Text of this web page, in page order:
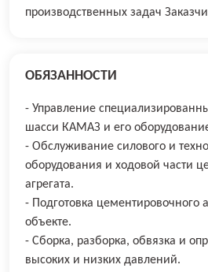
производственных задач
ОБЯЗАННОСТИ
- Управление
шасси КАМАЗ и его
- Обслуживание силового и
оборудования и ходовой части
агрегата.
- Подготовка цементировочного
объекте.
- Сборка, разборка, обвязка и
высоких и низких давлений.